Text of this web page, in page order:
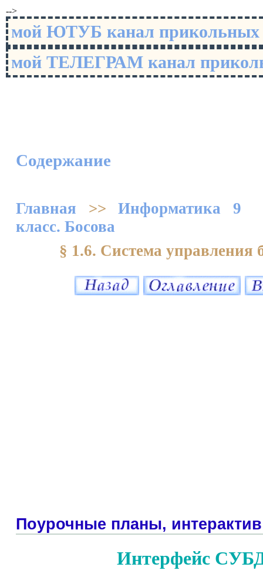
-->
мой ЮТУБ канал
мой ТЕЛЕГРАМ канал
Содержание
Главная >>Информатика 9
класс. Босова
§ 1.6. Система управления
Поурочные планы, интерактив
Интерфейс